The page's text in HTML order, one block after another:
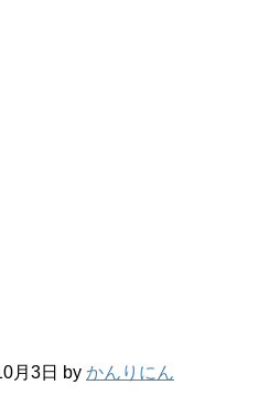
月3日 by かんりにん